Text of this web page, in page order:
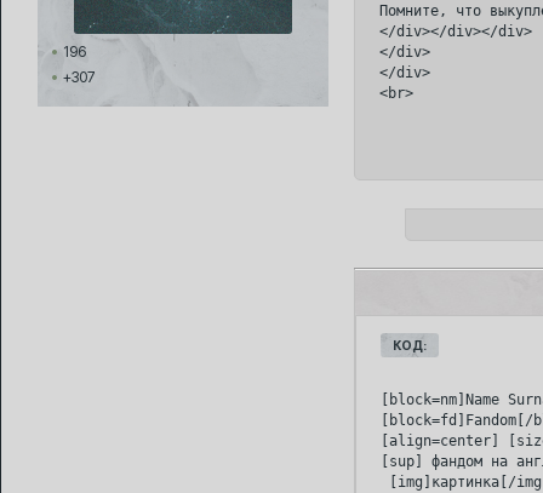
196
+307
Помните, что
</div></div></div>
</div>
</div>
КОД:
[block=nm]Name
[block=fd]Fandom[/
[align=center]
[sup] фандом на
[img]картинка[/